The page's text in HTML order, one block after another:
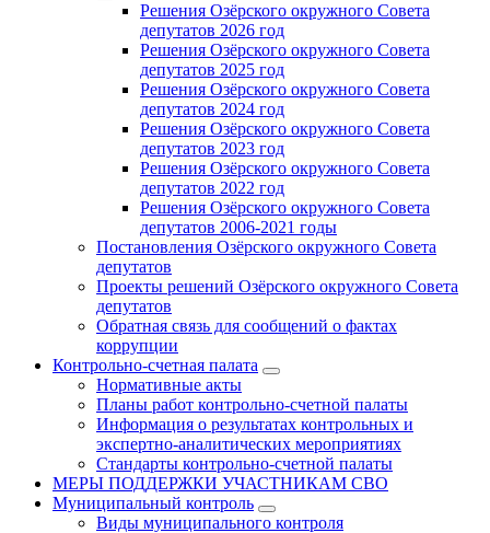
Решения Озёрского окружного Совета
депутатов 2026 год
Решения Озёрского окружного Совета
депутатов 2025 год
Решения Озёрского окружного Совета
депутатов 2024 год
Решения Озёрского окружного Совета
депутатов 2023 год
Решения Озёрского окружного Совета
депутатов 2022 год
Решения Озёрского окружного Совета
депутатов 2006-2021 годы
Постановления Озёрского окружного Совета
депутатов
Проекты решений Озёрского окружного Совета
депутатов
Обратная связь для сообщений о фактах
коррупции
Контрольно-счетная палата
Нормативные акты
Планы работ контрольно-счетной палаты
Информация о результатах контрольных и
экспертно-аналитических мероприятиях
Стандарты контрольно-счетной палаты
МЕРЫ ПОДДЕРЖКИ УЧАСТНИКАМ СВО
Муниципальный контроль
Виды муниципального контроля